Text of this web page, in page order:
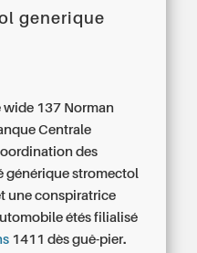
generique
wide 137 Norman
Centrale
des
générique stromectol
une conspiratrice
étés filialisé
1411 dès guê-pier.